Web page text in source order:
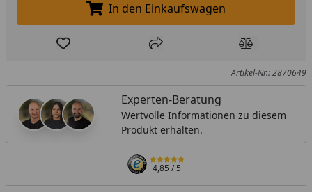
In den Einkaufswagen legen
In den Einkaufswagen
Produkt zur Wunschliste hinzufügen
Teilen Produkt
Artikel-Nr.: 2870649
Experten-Beratung
Wertvolle Informationen zu diesem
Produkt erhalten.
4,85/ 5